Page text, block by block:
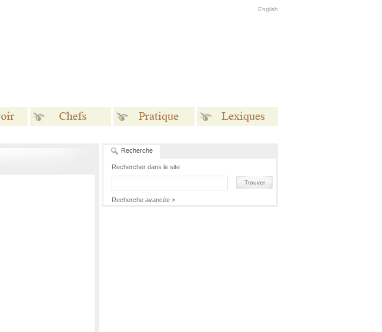
English
Recherche
Rechercher dans le site
Trouver
Recherche avancée >
Pratique